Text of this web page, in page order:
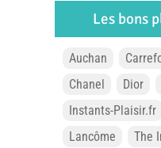
Les bons
Auchan
Chanel
Dior
Instants-Plaisir.fr
Lancôme
The